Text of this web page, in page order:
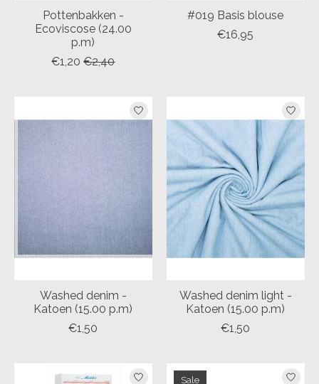
Pottenbakken -
Ecoviscose (24.00
p.m)
€1,20 €2,40
#019 Basis blouse
€16,95
Washed denim -
Katoen (15.00 p.m)
€1,50
Washed denim light -
Katoen (15.00 p.m)
€1,50
Sale